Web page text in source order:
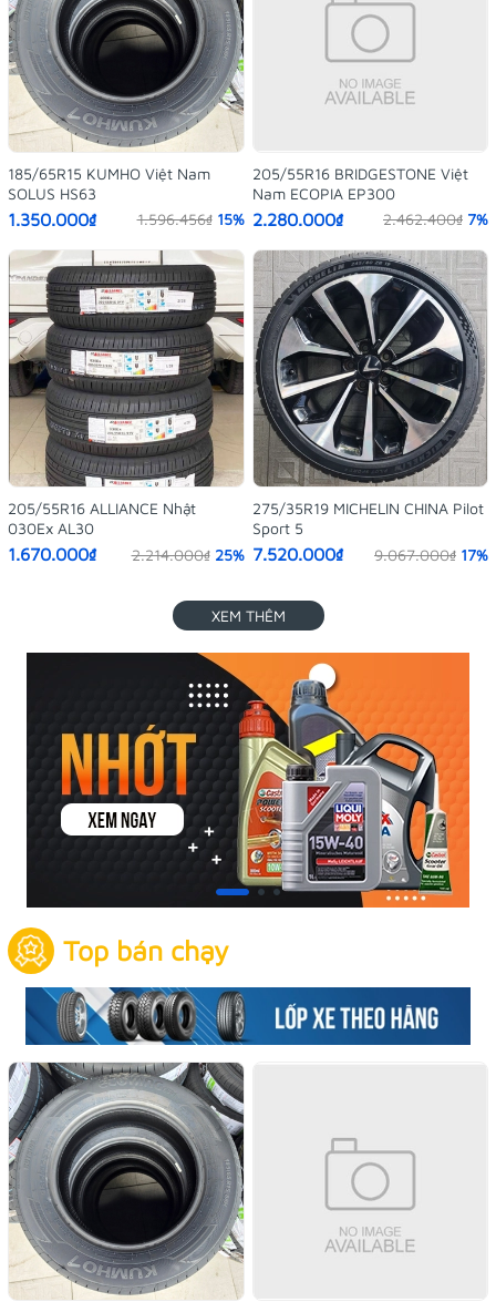
185/65R15 KUMHO Việt Nam
SOLUS HS63
1.350.000₫ 1.596.456₫ 15%
205/55R16 BRIDGESTONE Việt
Nam ECOPIA EP300
2.280.000₫ 2.462.400₫ 7%
205/55R16 ALLIANCE Nhật
030Ex AL30
1.670.000₫ 2.214.000₫ 25%
275/35R19 MICHELIN CHINA Pilot
Sport 5
7.520.000₫ 9.067.000₫ 17%
XEM THÊM
Top bán chạy